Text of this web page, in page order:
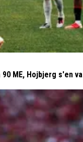
ME, Hojbjerg s'en va